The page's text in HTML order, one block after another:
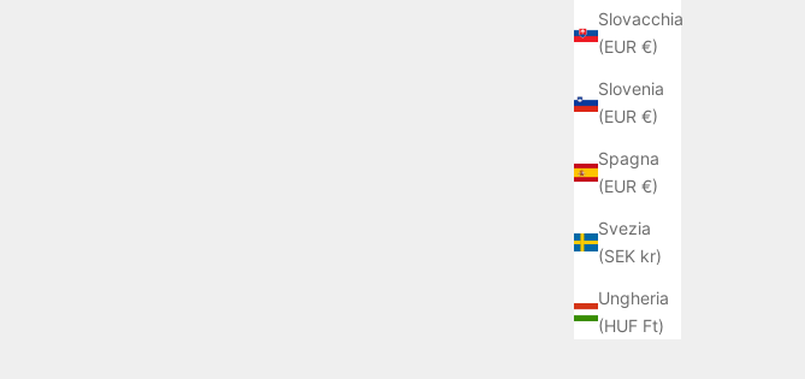
Slovacchia
(EUR €)
Slovenia
(EUR €)
Spagna
(EUR €)
Svezia
(SEK kr)
Ungheria
(HUF Ft)